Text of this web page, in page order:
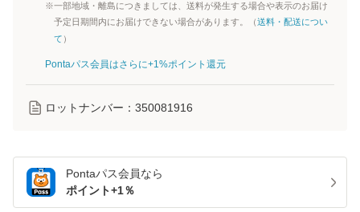
※一部地域・離島につきましては、送料が発生する場合や表示のお届け
予定日期間内にお届けできない場合があります。（送料・配送につい
て ）
Pontaパス会員はさらに+1%ポイント還元
ロットナンバー： 350081916
Pontaパス会員なら
ポイント+1％